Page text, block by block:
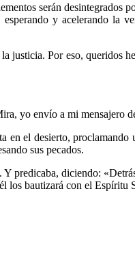
serán
esperando y acelerando
justicia. Por eso, queridos
yo envío a mi mensajero
el desierto,
sus pecados.
predicaba, diciendo:
los bautizará con el Espíritu